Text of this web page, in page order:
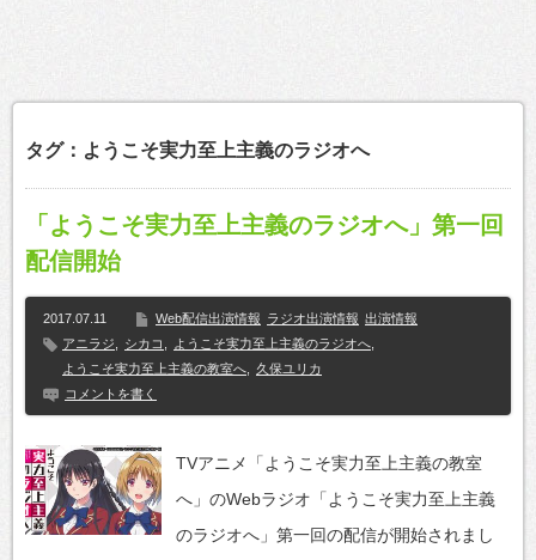
タグ：ようこそ実力至上主義のラジオへ
「ようこそ実力至上主義のラジオへ」第一回
配信開始
2017.07.11 Web配信出演情報 ラジオ出演情報 出演情報
アニラジ
シカコ ようこそ実力至上主義のラジオへ
ようこそ実力至上主義の教室へ
久保ユリカ
コメントを書く
TVアニメ「ようこそ実力至上主義の教室
へ」のWebラジオ「ようこそ実力至上主義
のラジオへ」第一回の配信が開始されまし